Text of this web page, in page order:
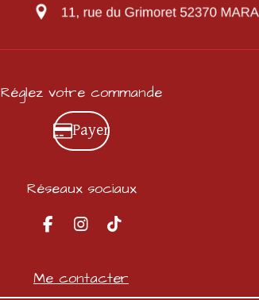
Réglez votre commande
Payer
Réseaux sociaux
F
e
I
t
T
T
Me contacter